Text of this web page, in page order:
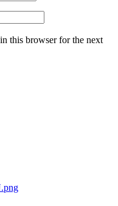
this browser for the next